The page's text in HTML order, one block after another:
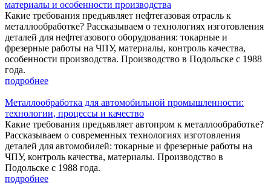
материалы и особенности производства
Какие требования предъявляет нефтегазовая отрасль к
металлообработке? Рассказываем о технологиях изготовления
деталей для нефтегазового оборудования: токарные и
фрезерные работы на ЧПУ, материалы, контроль качества,
особенности производства. Производство в Подольске с 1988
года.
подробнее
Металлообработка для автомобильной промышленности:
технологии, процессы и качество
Какие требования предъявляет автопром к металлообработке?
Рассказываем о современных технологиях изготовления
деталей для автомобилей: токарные и фрезерные работы на
ЧПУ, контроль качества, материалы. Производство в
Подольске с 1988 года.
подробнее